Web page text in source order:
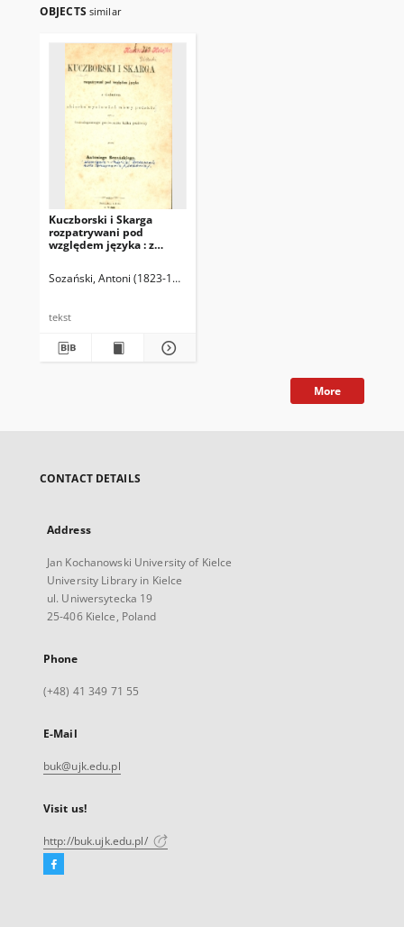
OBJECTS similar
Kuczborski i Skarga
rozpatrywani pod
względem języka : z
oraz frazeologicznego
Sozański, Antoni (1823-1894)
tekst
More
CONTACT DETAILS
Address
Jan Kochanowski University of Kielce
University Library in Kielce
ul. Uniwersytecka 19
25-406 Kielce, Poland
Phone
(+48) 41 349 71 55
E-Mail
buk@ujk.edu.pl
Visit us!
http://buk.ujk.edu.pl/
Facebook